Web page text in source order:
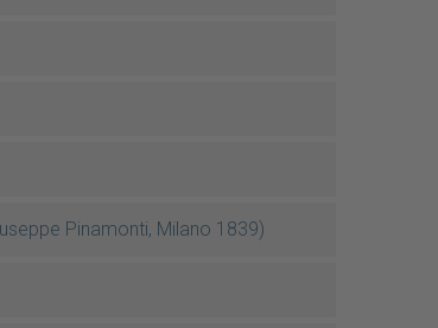
Pinamonti, Milano 1839)